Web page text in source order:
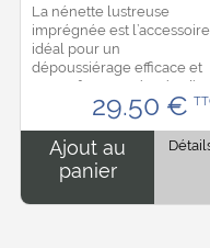
La nénette lustreuse
imprégnée est l’accessoire
idéal pour un
dépoussiérage efficace et
sans effort. Imprégnée d’un
agent lustrant, elle capte
poussière, les saletés fines
et les...
29.50 €
Ajout au
panier